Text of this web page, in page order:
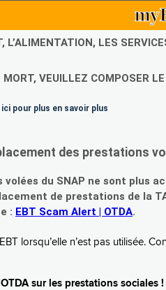
L’ALIMENTATION, LES
MORT, VEUILLEZ COMPOSER
pour plus en savoir plus
des prestations
du SNAP ne sont plus
de prestations de la
: EBT Scam Alert | OTDA.
lorsqu’elle n’est pas utilisée.
sur les prestations sociales !